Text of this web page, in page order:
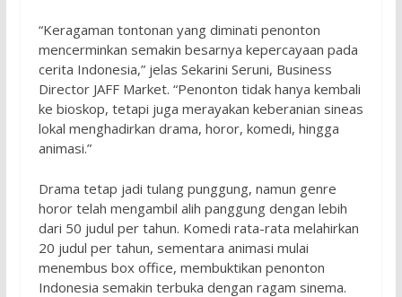
“Keragaman tontonan yang diminati penonton
mencerminkan semakin besarnya kepercayaan pada
cerita Indonesia,” jelas Sekarini Seruni, Business
Director JAFF Market. “Penonton tidak hanya kembali
ke bioskop, tetapi juga merayakan keberanian sineas
lokal menghadirkan drama, horor, komedi, hingga
animasi.”
Drama tetap jadi tulang punggung, namun genre
horor telah mengambil alih panggung dengan lebih
dari 50 judul per tahun. Komedi rata-rata melahirkan
20 judul per tahun, sementara animasi mulai
menembus box office, membuktikan penonton
Indonesia semakin terbuka dengan ragam sinema.